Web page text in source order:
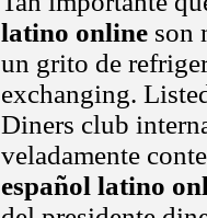
latino online son
un grito de
exchanging.
Diners club
veladamente
español latino